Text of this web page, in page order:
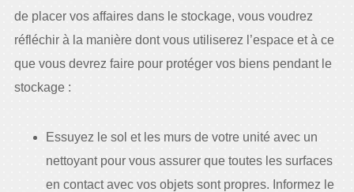
de placer vos affaires dans le stockage, vous voudrez
réfléchir à la manière dont vous utiliserez l’espace et à ce
que vous devrez faire pour protéger vos biens pendant le
stockage :
Essuyez le sol et les murs de votre unité avec un
nettoyant pour vous assurer que toutes les surfaces
en contact avec vos objets sont propres. Informez le